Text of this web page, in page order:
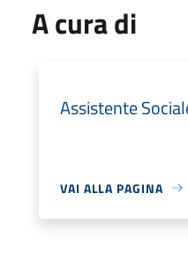
A cura di
Assistente
VAI ALLA PAGINA